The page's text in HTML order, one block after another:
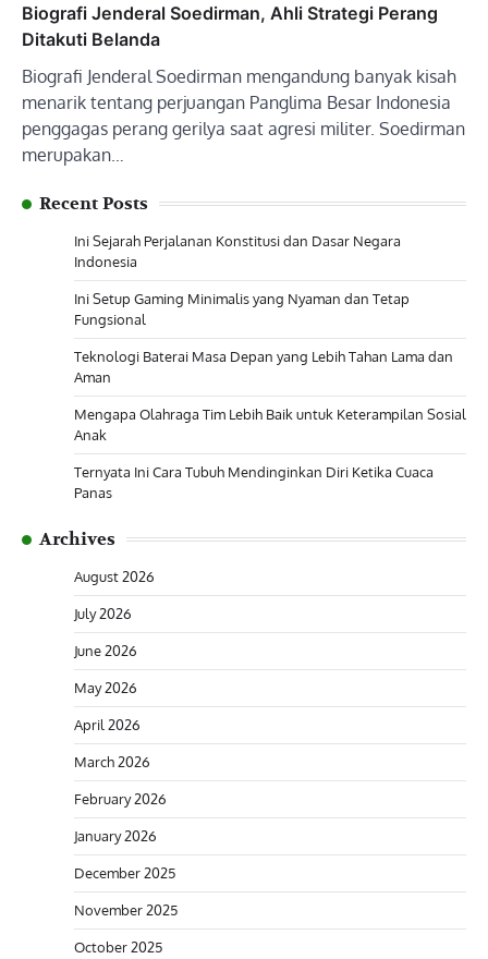
Biografi Jenderal Soedirman, Ahli Strategi Perang
Ditakuti Belanda
Biografi Jenderal Soedirman mengandung banyak kisah
menarik tentang perjuangan Panglima Besar Indonesia
penggagas perang gerilya saat agresi militer. Soedirman
merupakan…
Recent Posts
Ini Sejarah Perjalanan Konstitusi dan Dasar Negara
Indonesia
Ini Setup Gaming Minimalis yang Nyaman dan Tetap
Fungsional
Teknologi Baterai Masa Depan yang Lebih Tahan Lama dan
Aman
Mengapa Olahraga Tim Lebih Baik untuk Keterampilan Sosial
Anak
Ternyata Ini Cara Tubuh Mendinginkan Diri Ketika Cuaca
Panas
Archives
August 2026
July 2026
June 2026
May 2026
April 2026
March 2026
February 2026
January 2026
December 2025
November 2025
October 2025